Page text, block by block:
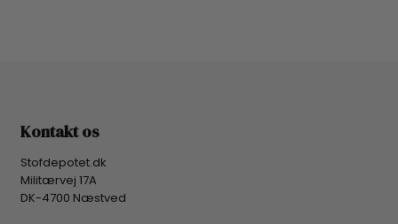
Kontakt os
Stofdepotet.dk
Militærvej 17A
DK-4700 Næstved